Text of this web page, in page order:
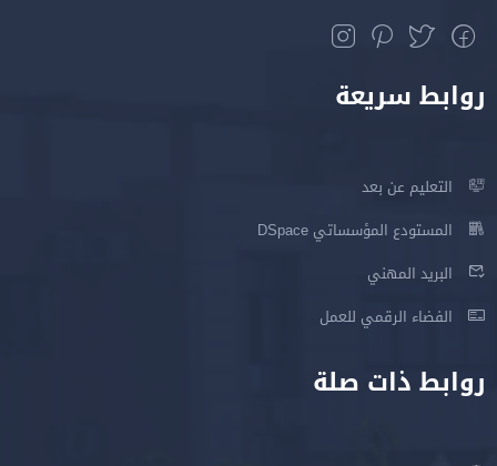
روابط سريعة
التعليم عن بعد
المستودع المؤسساتي DSpace
البريد المهني
الفضاء الرقمي للعمل
روابط ذات صلة